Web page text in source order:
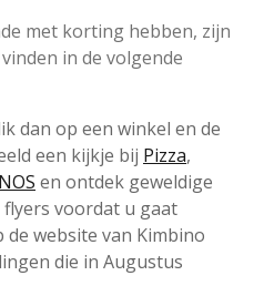
met korting hebben, zijn
in de volgende
dan op een winkel en de
een kijkje bij Pizza,
NOS en ontdek geweldige
voordat u gaat
de website van Kimbino
die in Augustus